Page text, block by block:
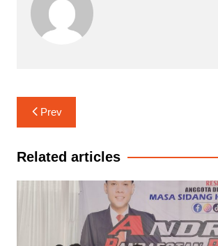
Navigasi
pos
Prev
Related articles